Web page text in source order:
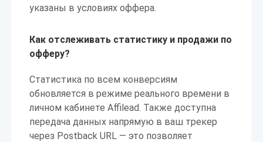
указаны в условиях оффера.
Как отслеживать статистику и продажи по
офферу?
Статистика по всем конверсиям
обновляется в режиме реального времени в
личном кабинете Affilead. Также доступна
передача данных напрямую в ваш трекер
через Postback URL — это позволяет